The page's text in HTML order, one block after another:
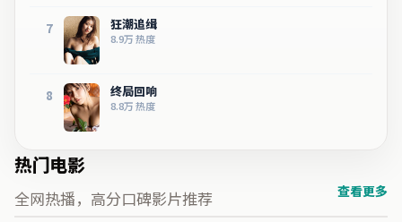
7 狂潮追缉
8.9万热度
8 终局回响
8.8万热度
热门电影
全网热播，高分口碑影片推荐 查看更多